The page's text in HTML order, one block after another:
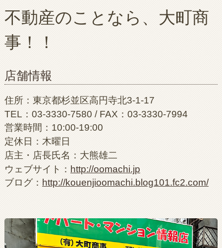
不動産のことなら、大町商
事！！
店舗情報
住所：東京都杉並区高円寺北3-1-17
TEL：03-3330-7580 / FAX：03-3330-7994
営業時間：10:00-19:00
定休日：木曜日
店主・店長氏名：大熊雄二
ウェブサイト： http://oomachi.jp
ブログ： http://kouenjioomachi.blog101.fc2.com/